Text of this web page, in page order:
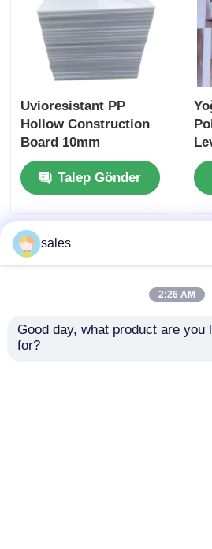
Uvioresistant PP
Hollow Construction
Board 10mm
Polipropilen Yaprak
Talep Gönder
sales
2:26 AM
Good day, what product are you
for?